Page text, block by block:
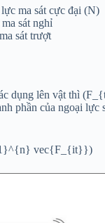
ma sát cực đại (N)
sát nghỉ
sát trượt
dụng lên vật thì
phần của ngoại lực
vec{F_{it}})